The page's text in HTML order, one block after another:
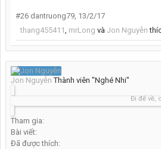
#26 dantruong79, 13/2/17
thang455411, mrLong và Jon Nguyễn
Jon Nguyễn Thành viên "Nghé Nhi"
Đi để về,
Tham gia:
Bài viết:
Đã được thích: